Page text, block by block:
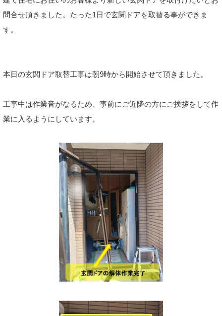
問合せ頂きました。たった1日で玄関ドアを取替る事ができま
す。
本日の玄関ドア取替工事は朝9時から開始させて頂きました。
工事中は作業音がなるため、事前にご近隣の方にご挨拶をして作
業に入るようにしています。